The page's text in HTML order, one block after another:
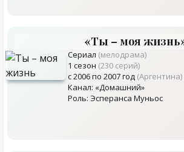
«Ты – моя
Сериал (мелодрама)
1 сезон (230 серий)
с 2006 по 2007 год (Аргентина)
Канал: «Домашний»
Роль: Эсперанса Муньос